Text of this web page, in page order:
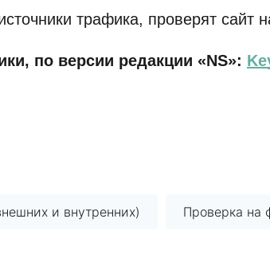
трафика, проверят
по версии редакции «NS»:
и внутренних) Проверка на